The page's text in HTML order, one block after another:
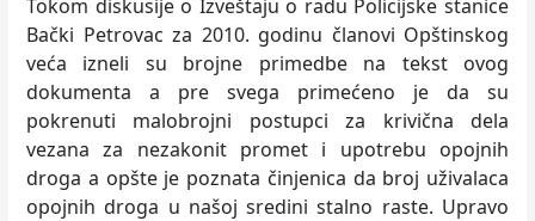
Tokom diskusije o Izveštaju o radu Policijske stanice
Bački Petrovac za 2010. godinu članovi Opštinskog
veća izneli su brojne primedbe na tekst ovog
dokumenta a pre svega primećeno je da su
pokrenuti malobrojni postupci za krivična dela
vezana za nezakonit promet i upotrebu opojnih
droga a opšte je poznata činjenica da broj uživalaca
opojnih droga u našoj sredini stalno raste. Upravo